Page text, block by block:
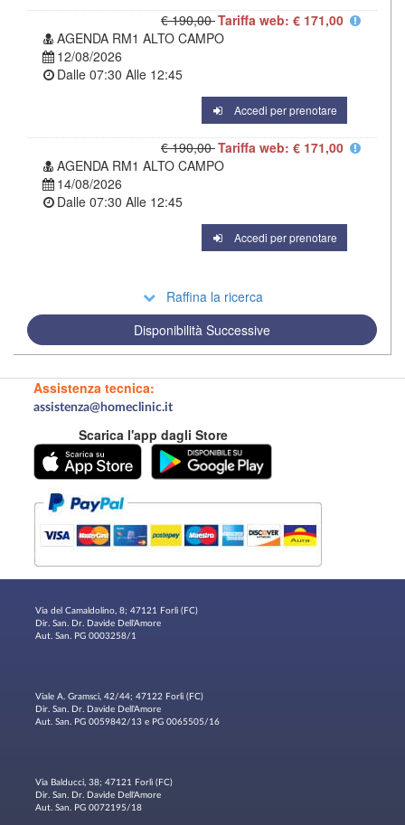
€ 190,00Tariffa web: € 171,00
AGENDA RM1 ALTO CAMPO
12/08/2026
Dalle 07:30 Alle 12:45
Accedi per prenotare
€ 190,00Tariffa web: € 171,00
AGENDA RM1 ALTO CAMPO
14/08/2026
Dalle 07:30 Alle 12:45
Accedi per prenotare
Raffina la ricerca
Disponibilità Successive
Assistenza tecnica:
assistenza@homeclinic.it
Scarica l'app dagli Store
Via del Camaldolino, 8; 47121 Forlì (FC)
Dir. San. Dr. Davide Dell'Amore
Aut. San. PG 0003258/1
Viale A. Gramsci, 42/44; 47122 Forlì (FC)
Dir. San. Dr. Davide Dell'Amore
Aut. San. PG 0059842/13 e PG 0065505/16
Via Balducci, 38; 47121 Forlì (FC)
Dir. San. Dr. Davide Dell'Amore
Aut. San. PG 0072195/18